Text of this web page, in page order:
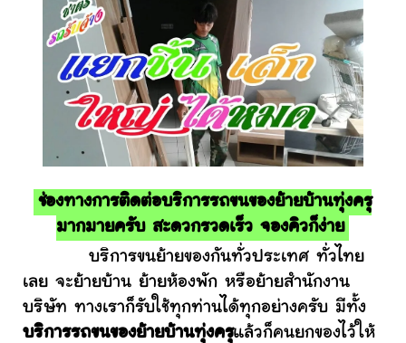
ช่องทางการติดต่อบริการรถขนของย้ายบ้านทุ่งครุ
มากมายครับ สะดวกรวดเร็ว จองคิวก็ง่าย
บริการขนย้ายของกันทั่วประเทศ ทั่วไทย
เลย จะย้ายบ้าน ย้ายห้องพัก หรือย้ายสำนักงาน
บริษัท ทางเราก็รับใช้ทุกท่านได้ทุกอย่างครับ มีทั้ง
บริการรถขนของย้ายบ้านทุ่งครุแล้วก็คนยกของไว้ให้